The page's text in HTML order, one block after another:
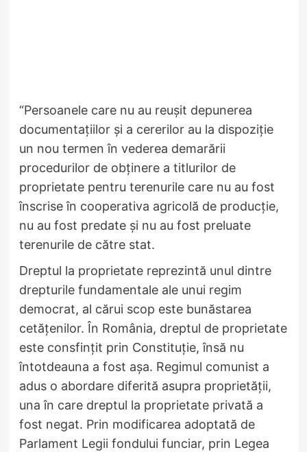
“Persoanele care nu au reușit depunerea
documentațiilor și a cererilor au la dispoziție
un nou termen în vederea demarării
procedurilor de obținere a titlurilor de
proprietate pentru terenurile care nu au fost
înscrise în cooperativa agricolă de producție,
nu au fost predate și nu au fost preluate
terenurile de către stat.
Dreptul la proprietate reprezintă unul dintre
drepturile fundamentale ale unui regim
democrat, al cărui scop este bunăstarea
cetățenilor. În România, dreptul de proprietate
este consfințit prin Constituție, însă nu
întotdeauna a fost așa. Regimul comunist a
adus o abordare diferită asupra proprietății,
una în care dreptul la proprietate privată a
fost negat. Prin modificarea adoptată de
Parlament Legii fondului funciar, prin Legea